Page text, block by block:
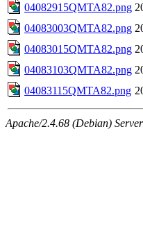
04082915QMTA82.png
04083003QMTA82.png
04083015QMTA82.png
04083103QMTA82.png
04083115QMTA82.png
Apache/2.4.68 (Debian)